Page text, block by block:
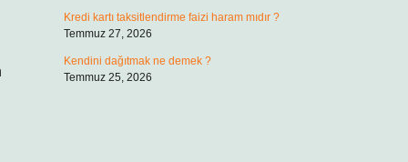
Kredi kartı taksitlendirme faizi haram mıdır ?
Temmuz 27, 2026
Kendini dağıtmak ne demek ?
Temmuz 25, 2026